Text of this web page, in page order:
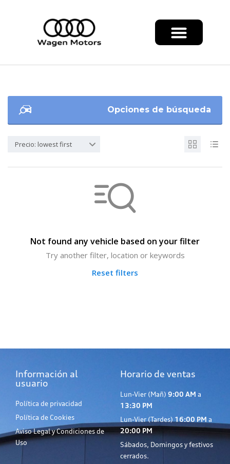
Opciones de búsqueda
Precio: lowest first
Not found any vehicle based on your filter
Try another filter, location or keywords
Reset filters
Información al
usuario
Política de privacidad
Política de Cookies
Aviso Legal y Condiciones de
Uso
Horario de ventas
Lun-Vier (Mañ) 9:00 AM a
13:30 PM
Lun-Vier (Tardes) 16:00 PM a
20:00 PM
Sábados, Domingos y festivos
cerrados.